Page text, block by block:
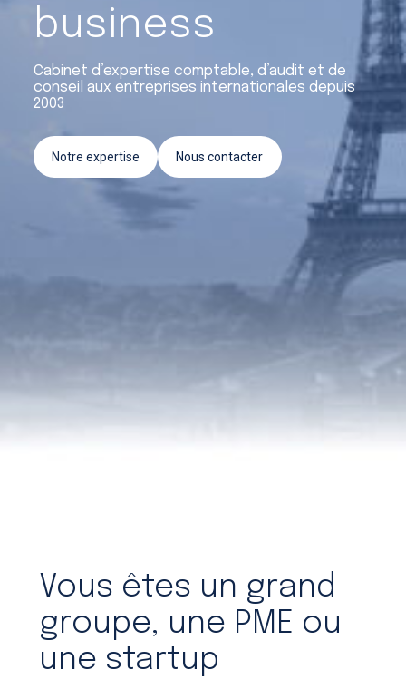
Crédit d’impôt recherche et
innovation
Conseil & Accompagnement
business
Cabinet d’expertise comptable, d’audit et de
conseil aux entreprises internationales depuis
2003
Notre expertise Nous contacter
Vous êtes un grand
groupe, une PME ou
une startup